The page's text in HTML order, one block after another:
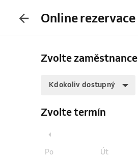
Online rezervace
Zvolte zaměstnance
Kdokoliv dostupný
Zvolte termín
Po Út